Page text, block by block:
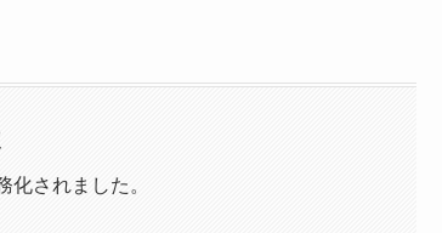
されました。